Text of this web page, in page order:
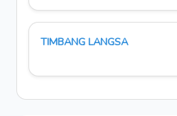
TIMBANG LANGSA